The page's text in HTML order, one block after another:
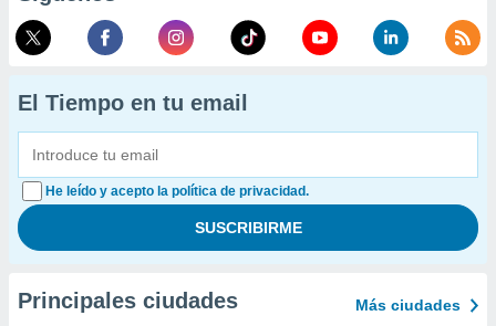
El Tiempo en tu email
He leído y acepto la política de privacidad.
Principales ciudades Más ciudades